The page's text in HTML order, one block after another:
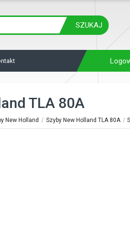
SZUKAJ
TLA 80A
New Holland Szyby New Holland TLA 80A